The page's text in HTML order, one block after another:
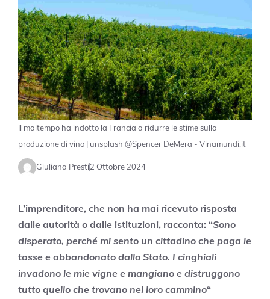
Il maltempo ha indotto la Francia a ridurre le stime sulla
produzione di vino | unsplash @Spencer DeMera - Vinamundi.it
Giuliana Presti2 Ottobre 2024
L’imprenditore, che non ha mai ricevuto risposta
dalle autorità o dalle istituzioni, racconta: “Sono
disperato, perché mi sento un cittadino che paga le
tasse e abbandonato dallo Stato. I cinghiali
invadono le mie vigne e mangiano e distruggono
tutto quello che trovano nel loro cammino“